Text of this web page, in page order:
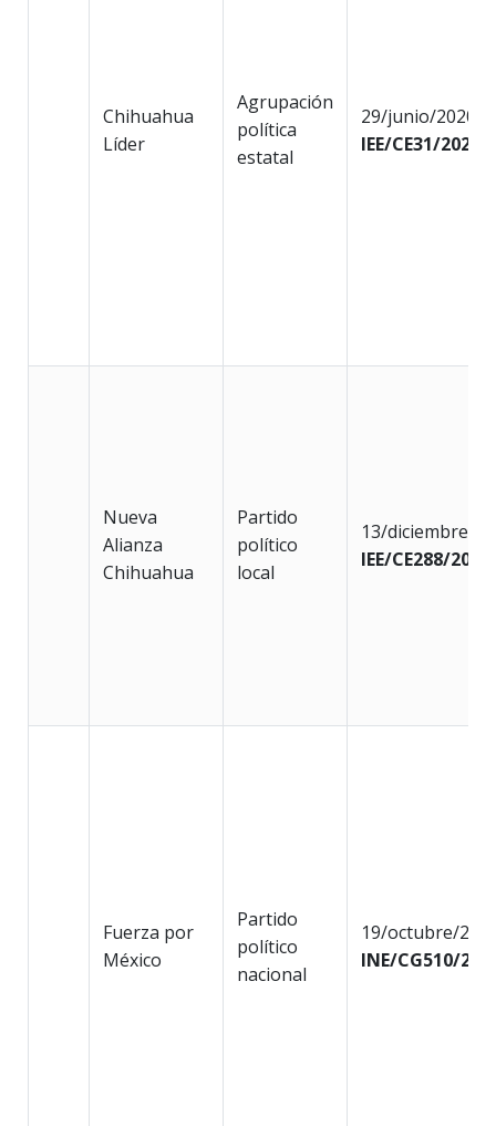
Chihuahua
Líder
Agrupación
política
estatal
29/junio/2020
IEE/CE31/2020
Nueva
Alianza
Chihuahua
Partido
político
local
13/diciembre/
IEE/CE288/2018
Fuerza por
México
Partido
político
nacional
19/octubre/
INE/CG510/